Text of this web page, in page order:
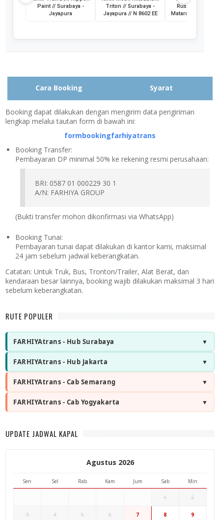
Paint // Surabaya -
Jayapura
Triton // Surabaya -
Jayapura // N 8602 EE
Rush //
Mataram // PA
Cara Booking Syarat
Booking dapat dilakukan dengan mengirim data pengiriman
lengkap melalui tautan form di bawah ini:
formbookingfarhiyatrans
Booking Transfer:
Pembayaran DP minimal 50% ke rekening resmi perusahaan:
BRI: 0587 01 000229 30 1
A/N: FARHIYA GROUP
(Bukti transfer mohon dikonfirmasi via WhatsApp)
Booking Tunai:
Pembayaran tunai dapat dilakukan di kantor kami, maksimal
24 jam sebelum jadwal keberangkatan.
Catatan: Untuk Truk, Bus, Tronton/Trailer, Alat Berat, dan
kendaraan besar lainnya, booking wajib dilakukan maksimal 3 hari
sebelum keberangkatan.
RUTE POPULER
FARHIYAtrans - Hub Surabaya
FARHIYAtrans - Hub Jakarta
FARHIYAtrans - Cab Semarang
FARHIYAtrans - Cab Yogyakarta
UPDATE JADWAL KAPAL
Agustus 2026
Sen Sel Rab Kam Jum Sab Min
1 2
3 4 5 6 7 8 9